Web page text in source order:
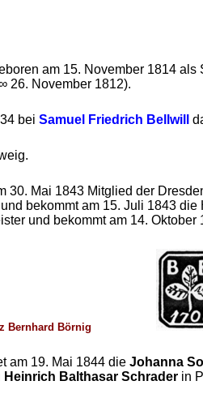
am 15. November 1814 als
26. November 1812).
bei Samuel Friedrich Bellwill
30. Mai 1843 Mitglied der
bekommt am 15. Juli 1843
und bekommt am 14.
Bernhard Börnig
am 19. Mai 1844 die Johanna
Heinrich Balthasar Schrader in